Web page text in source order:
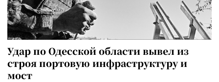
Удар по Одесской области вывел из
строя портовую инфраструктуру и
мост